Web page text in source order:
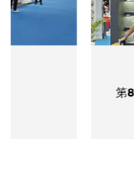
第88届（2024秋